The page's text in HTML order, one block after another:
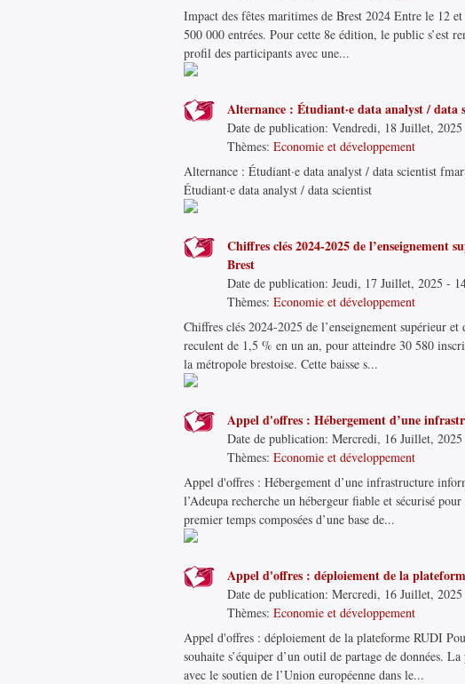
Impact des fêtes maritimes de Brest 2024 Entre le 12
500 000 entrées. Pour cette 8e édition, le public s’est
profil des participants avec une...
Alternance : Étudiant·e data analyst / data
Date de publication:Vendredi, 18 Juillet,
Thèmes:Economie et développement
Alternance : Étudiant·e data analyst / data scientist
Étudiant·e data analyst / data scientist
Chiffres clés 2024-2025 de l’enseignement
Brest
Date de publication:Jeudi, 17 Juillet, 2025 -
Thèmes:Economie et développement
Chiffres clés 2024-2025 de l’enseignement supérieur
reculent de 1,5 % en un an, pour atteindre 30 580
la métropole brestoise. Cette baisse s...
Appel d'offres : Hébergement d’une
Date de publication:Mercredi, 16 Juillet,
Thèmes:Economie et développement
Appel d'offres : Hébergement d’une infrastructure
l’Adeupa recherche un hébergeur fiable et sécurisé
premier temps composées d’une base de...
Appel d'offres : déploiement de la
Date de publication:Mercredi, 16 Juillet,
Thèmes:Economie et développement
Appel d'offres : déploiement de la plateforme RUDI
souhaite s’équiper d’un outil de partage de données.
avec le soutien de l’Union européenne dans le...